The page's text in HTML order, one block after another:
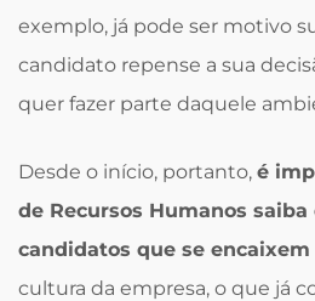
exemplo, já pode ser motivo
candidato repense a sua
quer fazer parte daquele
Desde o início, portanto, é
de Recursos Humanos
candidatos que se
cultura da empresa, o que já